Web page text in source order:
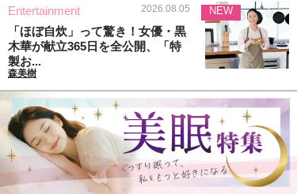
Entertainment 2026.08.05
「ほぼ自炊」って驚き！女優・黒
木華が献立365日を全公開、「特
製お...
森美樹
NEW